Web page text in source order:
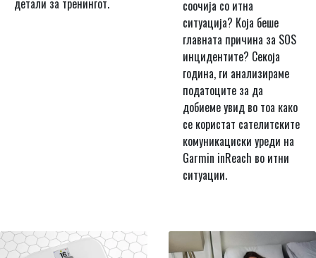
соочија со итна
ситуација? Која беше
главната причина за SOS
инцидентите? Секоја
година, ги анализираме
податоците за да
добиеме увид во тоа како
се користат сателитските
комуникациски уреди на
Garmin inReach во итни
ситуации.